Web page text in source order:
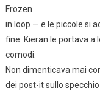
Frozen
in loop — e le piccole si
fine. Kieran le portava a
comodi.
Non dimenticava mai
dei post-it sullo